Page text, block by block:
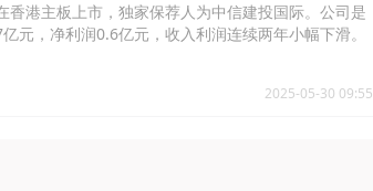
港主板上市，独家保荐人为中信建投国际。公司是
元，净利润0.6亿元，收入利润连续两年小幅下滑。
2025-05-30 09:55